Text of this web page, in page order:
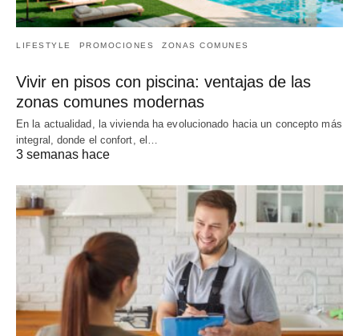
LIFESTYLE PROMOCIONES ZONAS COMUNES
Vivir en pisos con piscina: ventajas de las
zonas comunes modernas
En la actualidad, la vivienda ha evolucionado hacia un concepto más
integral, donde el confort, el…
3 semanas hace